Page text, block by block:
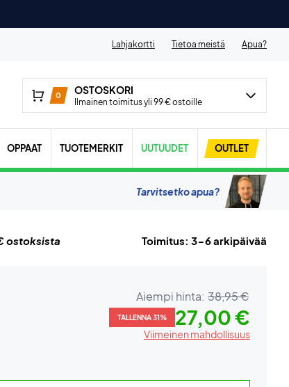
Lahjakortti Tietoa meistä Apua?
0 OSTOSKORI
Ilmainen toimitus yli 99 € ostoille
OPPAAT TUOTEMERKIT UUTUUDET OUTLET
Tarvitsetko apua?
ostoksista Toimitus: 3-6 arkipäivää
Aiempi hinta: 38,95 €
TALLENNA 31% 27,00 €
Viimeinen mahdollisuus